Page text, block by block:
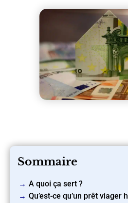
Sommaire
A quoi ça sert ?
Qu’est-ce qu’un prêt viager